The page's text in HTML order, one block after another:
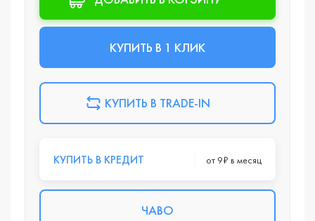
КУПИТЬ В 1 КЛИК
КУПИТЬ В TRADE-IN
КУПИТЬ В КРЕДИТ от 9₽ в месяц
ЧАВО